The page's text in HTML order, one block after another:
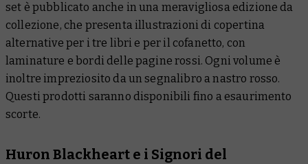
set è pubblicato anche in una meravigliosa edizione da
collezione, che presenta illustrazioni di copertina
alternative per i tre libri e per il cofanetto, con
laminature e bordi delle pagine rossi. Ogni volume è
inoltre impreziosito da un segnalibro a nastro rosso.
Questi prodotti saranno disponibili fino a esaurimento
scorte.
Huron Blackheart e i Signori del